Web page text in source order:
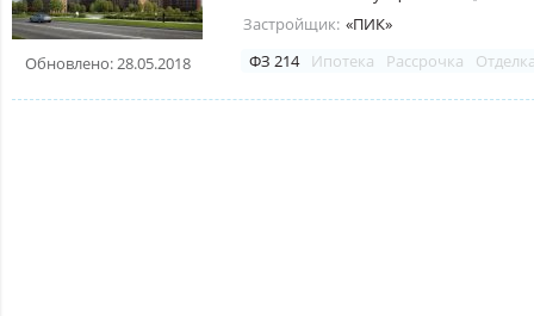
Обновлено: 28.05.2018
Застройщик: «ПИК»
ФЗ 214
Ипотека Рассрочка